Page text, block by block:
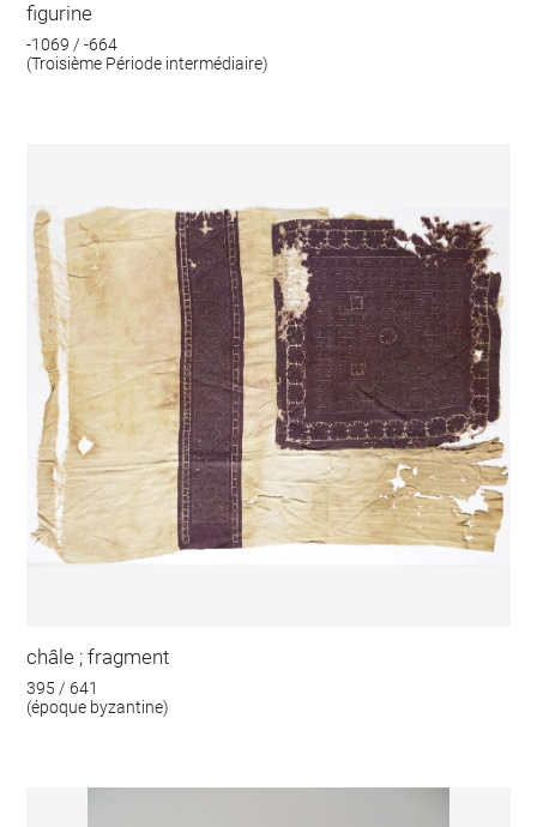
figurine
-1069 / -664
(Troisième Période intermédiaire)
châle ; fragment
395 / 641
(époque byzantine)